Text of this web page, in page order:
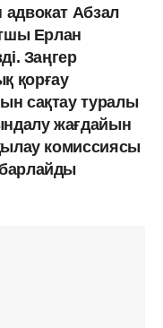
Абзал
Ерлан
Заңгер
қорғау
сақтау туралы
жағдайын
комиссиясы